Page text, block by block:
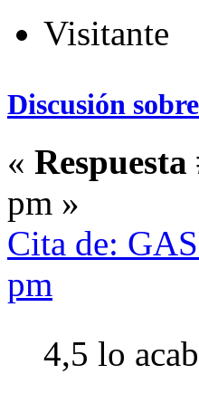
Visitante
Discusión
« Respuesta
pm »
Cita de:
pm
4,5 lo